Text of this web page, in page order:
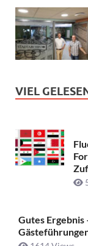
VIEL
Gutes